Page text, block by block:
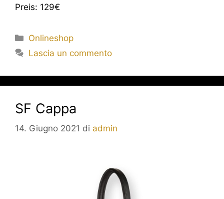
Preis: 129€
Onlineshop
Lascia un commento
SF Cappa
14. Giugno 2021 di admin